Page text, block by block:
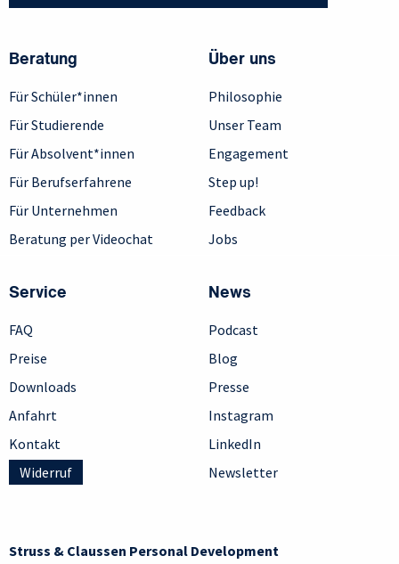
Beratung
Für Schüler*innen
Für Studierende
Für Absolvent*innen
Für Berufserfahrene
Für Unternehmen
Beratung per Videochat
Über uns
Philosophie
Unser Team
Engagement
Step up!
Feedback
Jobs
Service
FAQ
Preise
Downloads
Anfahrt
Kontakt
Widerruf
News
Podcast
Blog
Presse
Instagram
LinkedIn
Newsletter
Struss & Claussen Personal Development